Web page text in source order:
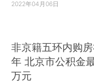
2022年04月06日
非京籍五环内购
年 北京市公积金
万元